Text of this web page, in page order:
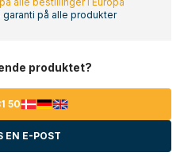
garanti på alle produkter
produktet?
50
EN E-POST